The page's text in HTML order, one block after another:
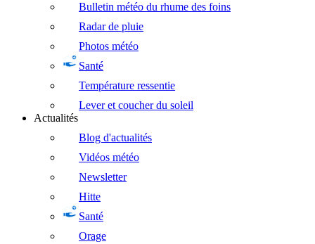
Bulletin météo du rhume des foins
Radar de pluie
Photos météo
Santé
Température ressentie
Lever et coucher du soleil
Actualités
Blog d'actualités
Vidéos météo
Newsletter
Hitte
Santé
Orage